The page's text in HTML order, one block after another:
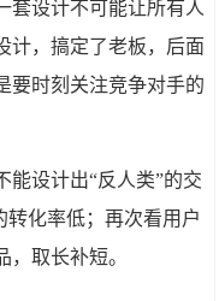
套设计不可能让所有人
计，搞定了老板，后面
要时刻关注竞争对手的
能设计出“反人类”的交
化率低；再次看用户
取长补短。